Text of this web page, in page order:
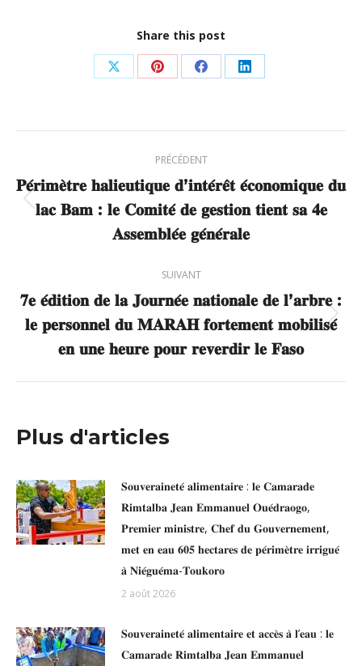
Share this post
Partager
X
Partager
Pinterest
Partager
Facebook
Partager
LinkedIn
article
PRÉCÉDENT
Article
précédent
𝐏𝐞́𝐫𝐢𝐦𝐞̀𝐭𝐫𝐞 𝐡𝐚𝐥𝐢𝐞𝐮𝐭𝐢𝐪𝐮𝐞 𝐝’𝐢𝐧𝐭𝐞́𝐫𝐞̂𝐭 𝐞́𝐜𝐨𝐧𝐨𝐦𝐢𝐪𝐮𝐞 𝐝𝐮
𝐥𝐚𝐜 𝐁𝐚𝐦 : 𝐥𝐞 𝐂𝐨𝐦𝐢𝐭𝐞́ 𝐝𝐞 𝐠𝐞𝐬𝐭𝐢𝐨𝐧 𝐭𝐢𝐞𝐧𝐭 𝐬𝐚 𝟒𝐞
𝐀𝐬𝐬𝐞𝐦𝐛𝐥𝐞́𝐞 𝐠𝐞́𝐧𝐞́𝐫𝐚𝐥𝐞
SUIVANT
Article
suivant
𝟕𝐞 𝐞́𝐝𝐢𝐭𝐢𝐨𝐧 𝐝𝐞 𝐥𝐚 𝐉𝐨𝐮𝐫𝐧𝐞́𝐞 𝐧𝐚𝐭𝐢𝐨𝐧𝐚𝐥𝐞 𝐝𝐞 𝐥’𝐚𝐫𝐛𝐫𝐞 :
𝐥𝐞 𝐩𝐞𝐫𝐬𝐨𝐧𝐧𝐞𝐥 𝐝𝐮 𝐌𝐀𝐑𝐀𝐇 𝐟𝐨𝐫𝐭𝐞𝐦𝐞𝐧𝐭 𝐦𝐨𝐛𝐢𝐥𝐢𝐬𝐞́
𝐞𝐧 𝐮𝐧𝐞 𝐡𝐞𝐮𝐫𝐞 𝐩𝐨𝐮𝐫 𝐫𝐞𝐯𝐞𝐫𝐝𝐢𝐫 𝐥𝐞 𝐅𝐚𝐬𝐨
Plus d'articles
𝐒𝐨𝐮𝐯𝐞𝐫𝐚𝐢𝐧𝐞𝐭𝐞́ 𝐚𝐥𝐢𝐦𝐞𝐧𝐭𝐚𝐢𝐫𝐞 : 𝐥𝐞 𝐂𝐚𝐦𝐚𝐫𝐚𝐝𝐞
𝐑𝐢𝐦𝐭𝐚𝐥𝐛𝐚 𝐉𝐞𝐚𝐧 𝐄𝐦𝐦𝐚𝐧𝐮𝐞𝐥 𝐎𝐮𝐞́𝐝𝐫𝐚𝐨𝐠𝐨,
𝐏𝐫𝐞𝐦𝐢𝐞𝐫 𝐦𝐢𝐧𝐢𝐬𝐭𝐫𝐞, 𝐂𝐡𝐞𝐟 𝐝𝐮 𝐆𝐨𝐮𝐯𝐞𝐫𝐧𝐞𝐦𝐞𝐧𝐭,
𝐦𝐞𝐭 𝐞𝐧 𝐞𝐚𝐮 𝟔𝟎𝟓 𝐡𝐞𝐜𝐭𝐚𝐫𝐞𝐬 𝐝𝐞 𝐩𝐞́𝐫𝐢𝐦𝐞̀𝐭𝐫𝐞 𝐢𝐫𝐫𝐢𝐠𝐮𝐞́
𝐚̀ 𝐍𝐢𝐞́𝐠𝐮𝐞́𝐦𝐚-𝐓𝐨𝐮𝐤𝐨𝐫𝐨
2 août 2026
𝐒𝐨𝐮𝐯𝐞𝐫𝐚𝐢𝐧𝐞𝐭𝐞́ 𝐚𝐥𝐢𝐦𝐞𝐧𝐭𝐚𝐢𝐫𝐞 𝐞𝐭 𝐚𝐜𝐜𝐞̀𝐬 𝐚̀ 𝐥’𝐞𝐚𝐮 : 𝐥𝐞
𝐂𝐚𝐦𝐚𝐫𝐚𝐝𝐞 𝐑𝐢𝐦𝐭𝐚𝐥𝐛𝐚 𝐉𝐞𝐚𝐧 𝐄𝐦𝐦𝐚𝐧𝐮𝐞𝐥